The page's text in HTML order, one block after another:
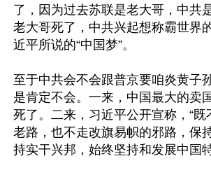
了，因为过去苏联是老大哥，中共
老大哥死了，中共兴起想称霸世界
近平所说的“中国梦”。
至于中共会不会跟普京要咱炎黄子
是肯定不会。一来，中国最大的卖
死了。二来，习近平公开宣称，“既
老路，也不走改旗易帜的邪路，保
持实干兴邦，始终坚持和发展中国